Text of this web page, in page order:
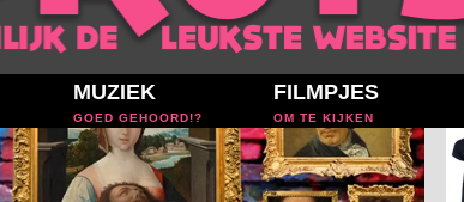
MUZIEK
GOED GEHOORD!?
FILMPJES
OM TE KIJKEN